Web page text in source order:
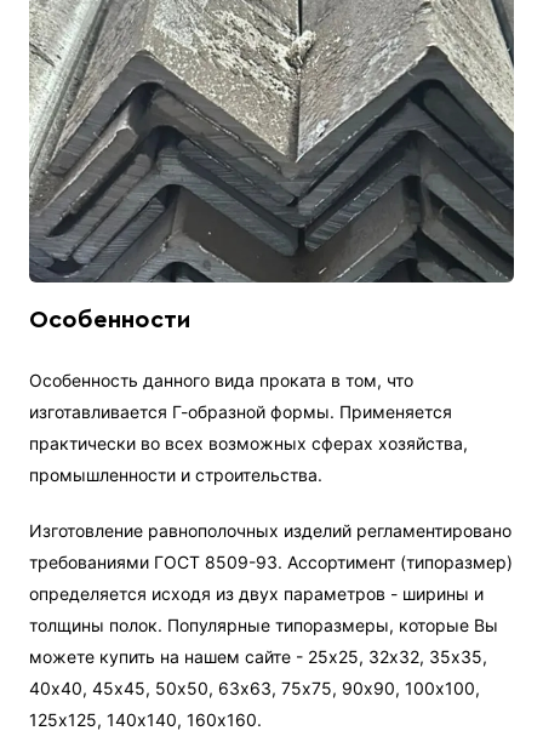
Особенности
Особенность данного вида проката в том, что
изготавливается Г-образной формы. Применяется
практически во всех возможных сферах хозяйства,
промышленности и строительства.
Изготовление равнополочных изделий регламентировано
требованиями ГОСТ 8509-93. Ассортимент (типоразмер)
определяется исходя из двух параметров - ширины и
толщины полок. Популярные типоразмеры, которые Вы
можете купить на нашем сайте - 25х25, 32х32, 35х35,
40х40, 45х45, 50х50, 63х63, 75х75, 90х90, 100х100,
125х125, 140х140, 160х160.